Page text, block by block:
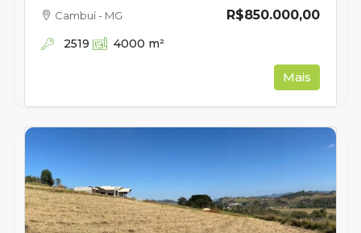
R$850.000,00
Cambuí - MG
2519 4000 m²
Mais